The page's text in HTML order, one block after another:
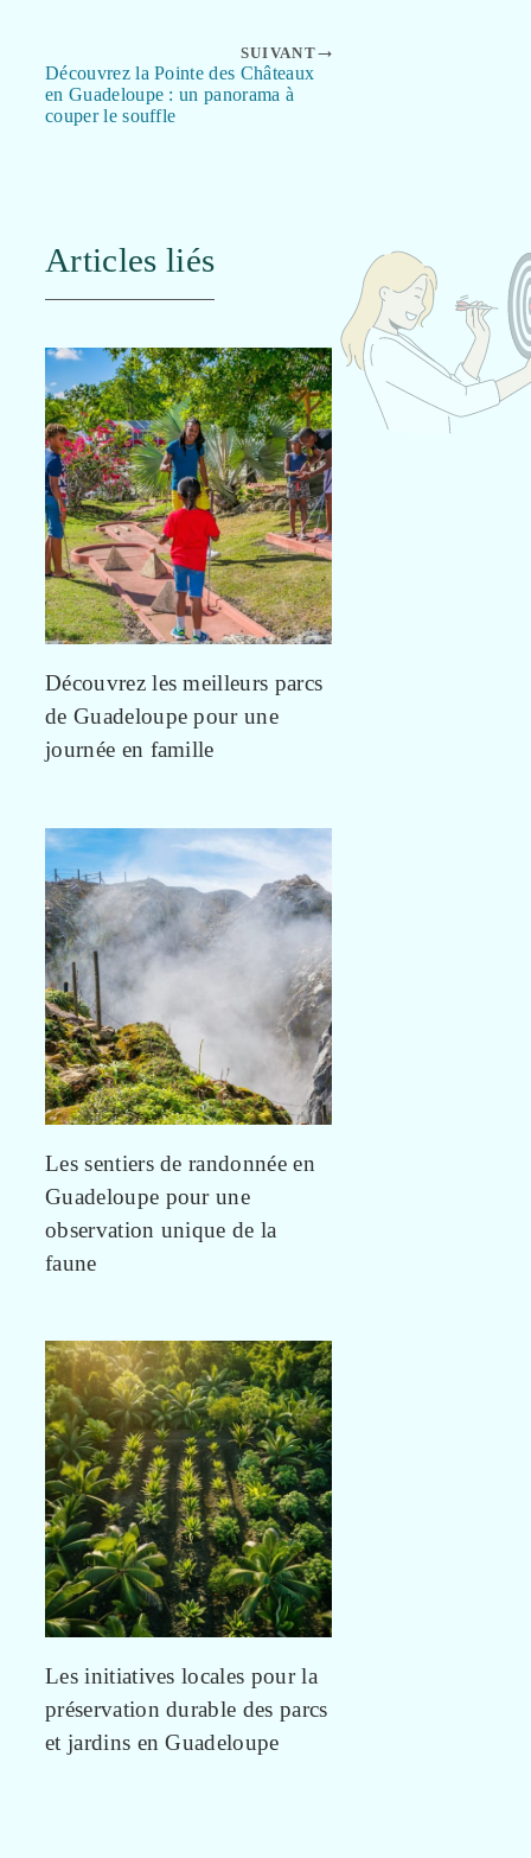
SUIVANT
Découvrez la Pointe des Châteaux
en Guadeloupe : un panorama à
couper le souffle
Articles liés
Découvrez les meilleurs parcs
de Guadeloupe pour une
journée en famille
Les sentiers de randonnée en
Guadeloupe pour une
observation unique de la
faune
Les initiatives locales pour la
préservation durable des parcs
et jardins en Guadeloupe